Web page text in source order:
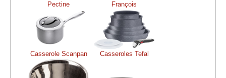
Pectine
François
Casserole Scanpan Casseroles Tefal